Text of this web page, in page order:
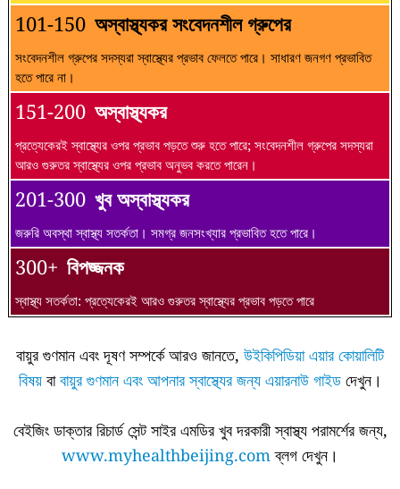
101-150 অস্বাস্থ্যকর সংবেদনশীল গ্রুপের
সংবেদনশীল গ্রুপের সদস্যরা স্বাস্থ্যের প্রভাব ফেলতে পারে। সাধারণ জনগণ প্রভাবিত
হতে পারে না।
151-200 অস্বাস্থ্যকর
প্রত্যেকেরই স্বাস্থ্যের ওপর প্রভাব পড়তে শুরু হতে পারে; সংবেদনশীল গ্রুপের সদস্যরা
আরও গুরুতর স্বাস্থ্যের ওপর প্রভাব অনুভব করতে পারেন।
201-300 খুব অস্বাস্থ্যকর
জরুরি অবস্থা স্বাস্থ্য সতর্কতা। সমগ্র জনসংখ্যার প্রভাবিত হতে পারে।
300+ বিপজ্জনক
স্বাস্থ্য সতর্কতা: প্রত্যেকেরই আরও গুরুতর স্বাস্থ্যের প্রভাব পড়তে পারে
বায়ুর গুণমান এবং দূষণ সম্পর্কে আরও জানতে, উইকিপিডিয়া এয়ার কোয়ালিটি
বিষয়বাবায়ুর গুণমান এবং আপনার স্বাস্থ্যের জন্য এয়ারনাউ গাইডদেখুন।
বেইজিং ডাক্তার রিচার্ড সেন্ট সাইর এমডির খুব দরকারী স্বাস্থ্য পরামর্শের জন্য,
www.myhealthbeijing.comব্লগ দেখুন।